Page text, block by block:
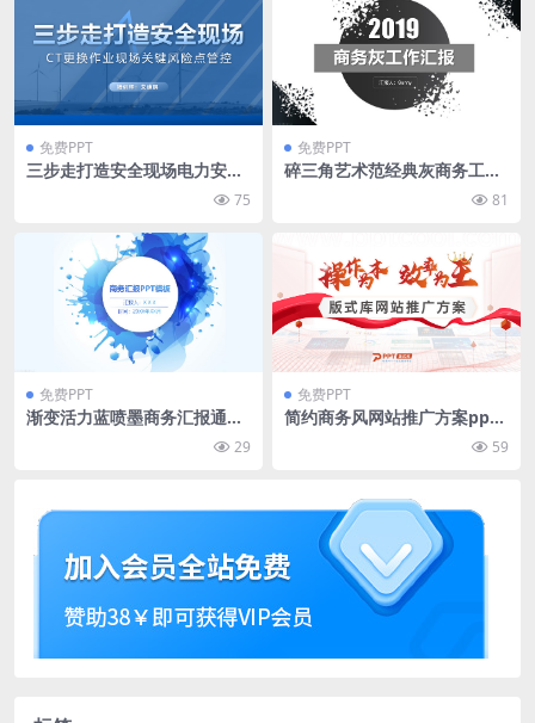
免费PPT
三步走打造安全现场电力安全
75
免费PPT
碎三角艺术范经典灰商务工作
81
免费PPT
渐变活力蓝喷墨商务汇报通用
29
免费PPT
简约商务风网站推广方案ppt
59